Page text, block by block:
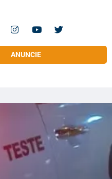
ANUNCIE